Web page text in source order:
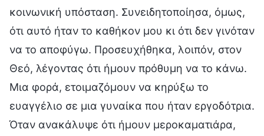
κοινωνική υπόσταση. Συνειδητοποίησα, όμως,
ότι αυτό ήταν το καθήκον μου κι ότι δεν γινόταν
να το αποφύγω. Προσευχήθηκα, λοιπόν, στον
Θεό, λέγοντας ότι ήμουν πρόθυμη να το κάνω.
Μια φορά, ετοιμαζόμουν να κηρύξω το
ευαγγέλιο σε μια γυναίκα που ήταν εργοδότρια.
Όταν ανακάλυψε ότι ήμουν μεροκαματιάρα,